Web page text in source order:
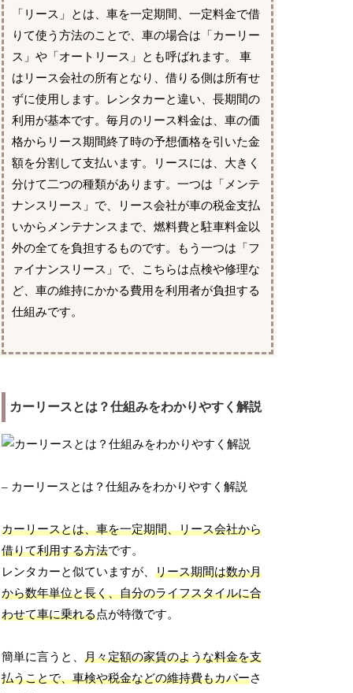
「リース」とは、車を一定期間、一定料金で借
りて使う方法のことで、車の場合は「カーリー
ス」や「オートリース」とも呼ばれます。 車
はリース会社の所有となり、借りる側は所有せ
ずに使用します。レンタカーと違い、長期間の
利用が基本です。毎月のリース料金は、車の価
格からリース期間終了時の予想価格を引いた金
額を分割して支払います。リースには、大きく
分けて二つの種類があります。一つは「メンテ
ナンスリース」で、リース会社が車の税金支払
いからメンテナンスまで、燃料費と駐車料金以
外の全てを負担するものです。もう一つは「フ
ァイナンスリース」で、こちらは点検や修理な
ど、車の維持にかかる費用を利用者が負担する
仕組みです。
カーリースとは？仕組みをわかりやすく解説
– カーリースとは？仕組みをわかりやすく解説
カーリースとは、車を一定期間、リース会社から
借りて利用する方法です。
レンタカーと似ていますが、リース期間は数か月
から数年単位と長く、自分のライフスタイルに合
わせて車に乗れる点が特徴です。
簡単に言うと、月々定額の家賃のような料金を支
払うことで、車検や税金などの維持費もカバーさ